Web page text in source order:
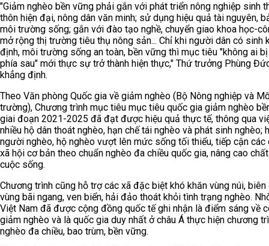
"Giảm nghèo bền vững phải gắn với phát triển nông nghiệp sinh
thôn hiện đại, nông dân văn minh; sử dụng hiệu quả tài nguyên,
môi trường sống; gắn với đào tạo nghề, chuyển giao khoa học-
mở rộng thị trường tiêu thụ nông sản... Chỉ khi người dân có sinh
định, môi trường sống an toàn, bền vững thì mục tiêu "không ai
phía sau" mới thực sự trở thành hiện thực," Thứ trưởng Phùng
khẳng định.
Theo Văn phòng Quốc gia về giảm nghèo (Bộ Nông nghiệp và
trường), Chương trình mục tiêu mục tiêu quốc gia giảm nghèo
giai đoạn 2021-2025 đã đạt được hiệu quả thực tế, thông qua
nhiều hộ dân thoát nghèo, hạn chế tái nghèo và phát sinh nghèo;
người nghèo, hộ nghèo vượt lên mức sống tối thiểu, tiếp cận các
xã hội cơ bản theo chuẩn nghèo đa chiều quốc gia, nâng cao
cuộc sống.
Chương trình cũng hỗ trợ các xã đặc biệt khó khăn vùng núi, biên
vùng bãi ngang, ven biển, hải đảo thoát khỏi tình trạng nghèo.
Việt Nam đã được cộng đồng quốc tế ghi nhận là điểm sáng về
giảm nghèo và là quốc gia duy nhất ở châu Á thực hiện chương
nghèo đa chiều, bao trùm, bền vững.